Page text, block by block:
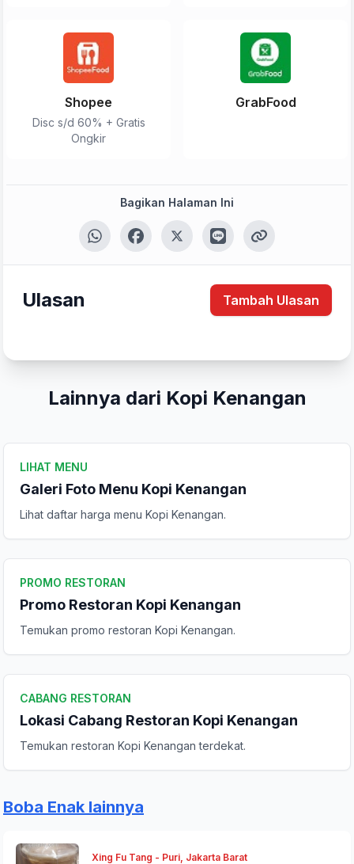
Shopee
Disc s/d 60% + Gratis
Ongkir
GrabFood
Bagikan Halaman Ini
Ulasan Tambah Ulasan
Lainnya dari Kopi Kenangan
LIHAT MENU
Galeri Foto Menu Kopi Kenangan
Lihat daftar harga menu Kopi Kenangan.
PROMO RESTORAN
Promo Restoran Kopi Kenangan
Temukan promo restoran Kopi Kenangan.
CABANG RESTORAN
Lokasi Cabang Restoran Kopi Kenangan
Temukan restoran Kopi Kenangan terdekat.
Boba Enak lainnya
Xing Fu Tang - Puri, Jakarta Barat